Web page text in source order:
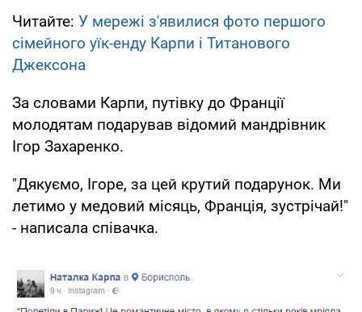
Читайте: У мережі з'явилися фото першого
сімейного уїк-енду Карпи і Титанового
Джексона
За словами Карпи, путівку до Франції
молодятам подарував відомий мандрівник
Ігор Захаренко.
"Дякуємо, Ігоре, за цей крутий подарунок. Ми
летимо у медовий місяць, Франція, зустрічай!"
- написала співачка.